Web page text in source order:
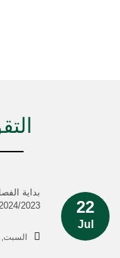
2024/
السبت, 22 يوليو, 2023
22
Jul